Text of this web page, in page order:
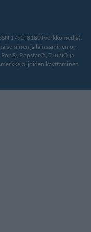
1795-8180 (verkkomedia).
ja lainaaminen on
Popstar®, Tuubi® ja
joiden käyttäminen